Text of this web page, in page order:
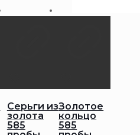
Серьги из
золота
585
Золотое
кольцо
585